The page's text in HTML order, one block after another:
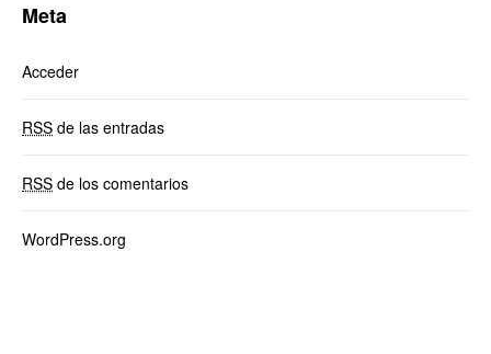
Meta
Acceder
RSS de las entradas
RSS de los comentarios
WordPress.org